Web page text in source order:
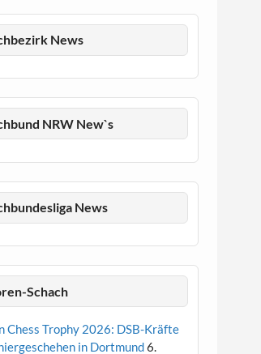
News
NRW New`s
News
Schach
Chess Trophy 2026: DSB-Kräfte
in Dortmund6.